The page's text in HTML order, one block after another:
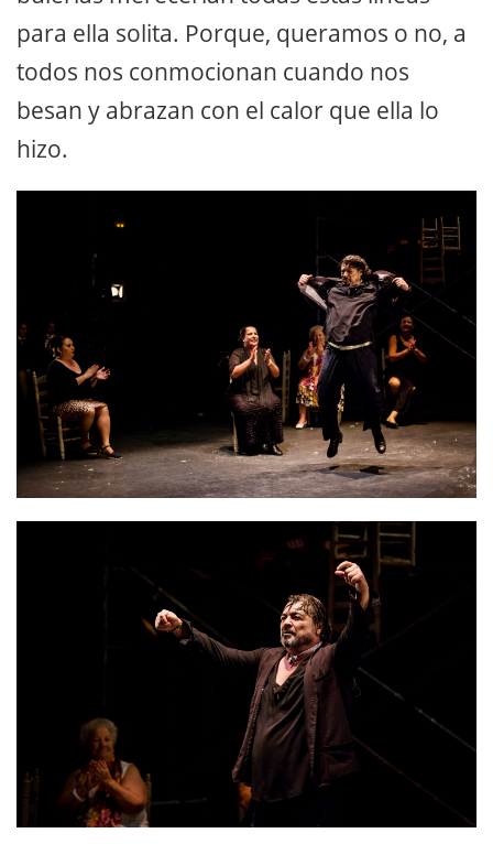
para ella solita. Porque, queramos o no, a
todos nos conmocionan cuando nos
besan y abrazan con el calor que ella lo
hizo.